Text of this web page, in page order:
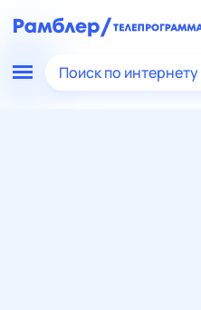
Поиск по интернету